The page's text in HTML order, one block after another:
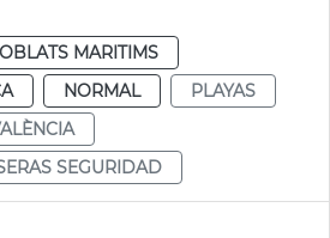
MARITIMS
NORMAL
PLAYAS
SEGURIDAD